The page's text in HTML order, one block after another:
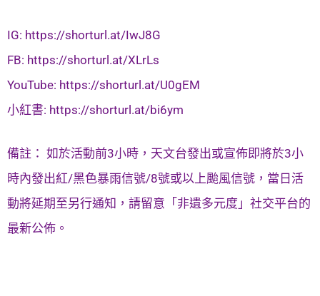
IG: https://shorturl.at/IwJ8G
FB: https://shorturl.at/XLrLs
YouTube: https://shorturl.at/U0gEM
小紅書: https://shorturl.at/bi6ym
備註： 如於活動前3小時，天文台發出或宣佈即將於3小
時內發出紅/黑色暴雨信號/8號或以上颱風信號，當日活
動將延期至另行通知，請留意「非遺多元度」社交平台的
最新公佈。